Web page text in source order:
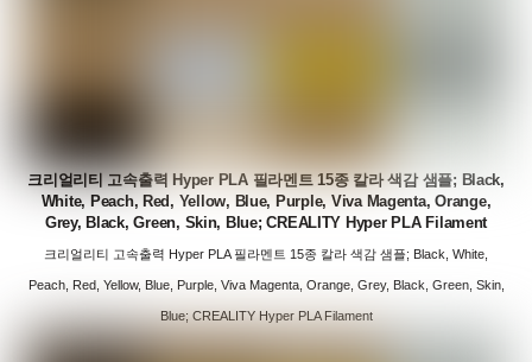
크리얼리티 고속출력 Hyper PLA 필라멘트 15종 칼라 색감 샘플; Black,
White, Peach, Red, Yellow, Blue, Purple, Viva Magenta, Orange,
Grey, Black, Green, Skin, Blue; CREALITY Hyper PLA Filament
크리얼리티 고속출력 Hyper PLA 필라멘트 15종 칼라 색감 샘플; Black, White,
Peach, Red, Yellow, Blue, Purple, Viva Magenta, Orange, Grey, Black, Green, Skin,
Blue; CREALITY Hyper PLA Filament